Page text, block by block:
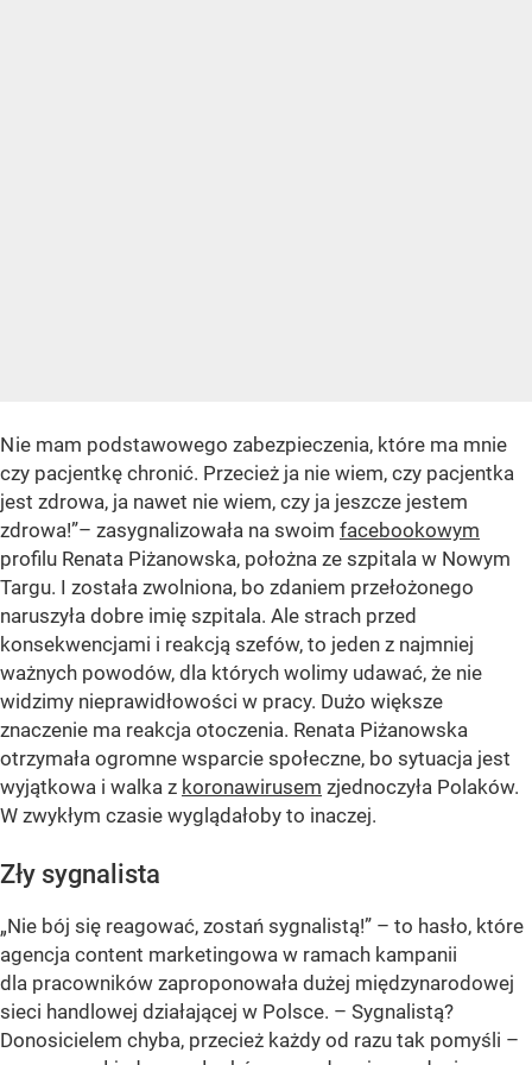
N ie mam podstawowego zabezpieczenia, które ma mnie
czy pacjentkę chronić. Przecież ja nie wiem, czy pacjentka
jest zdrowa, ja nawet nie wiem, czy ja jeszcze jestem
zdrowa!”– zasygnalizowała na swoim facebookowym
profilu Renata Piżanowska, położna ze szpitala w Nowym
Targu. I została zwolniona, bo zdaniem przełożonego
naruszyła dobre imię szpitala. Ale strach przed
konsekwencjami i reakcją szefów, to jeden z najmniej
ważnych powodów, dla których wolimy udawać, że nie
widzimy nieprawidłowości w pracy. Dużo większe
znaczenie ma reakcja otoczenia. Renata Piżanowska
otrzymała ogromne wsparcie społeczne, bo sytuacja jest
wyjątkowa i walka z koronawirusem zjednoczyła Polaków.
W zwykłym czasie wyglądałoby to inaczej.
Zły sygnalista
„Nie bój się reagować, zostań sygnalistą!” – to hasło, które
agencja content marketingowa w ramach kampanii
dla pracowników zaproponowała dużej międzynarodowej
sieci handlowej działającej w Polsce. – Sygnalistą?
Donosicielem chyba, przecież każdy od razu tak pomyśli –